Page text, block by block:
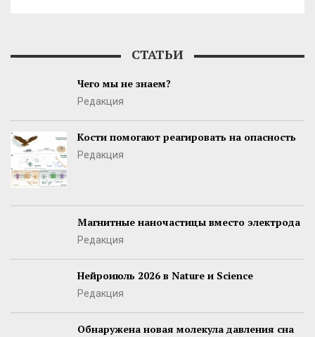
СТАТЬИ
Чего мы не знаем?
Редакция
Кости помогают реагировать на опасность
Редакция
Магнитные наночастицы вместо электрода
Редакция
Нейроиюль 2026 в Nature и Science
Редакция
Обнаружена новая молекула давления сна